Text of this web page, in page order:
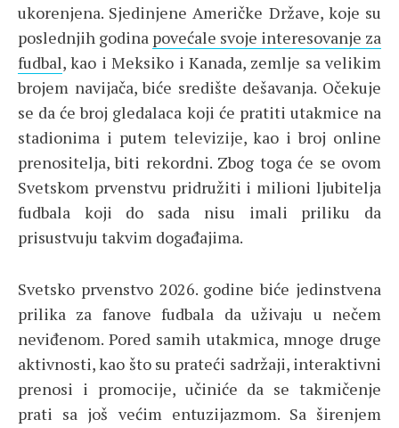
ukorenjena. Sjedinjene Američke Države, koje su
poslednjih godina povećale svoje interesovanje za
fudbal, kao i Meksiko i Kanada, zemlje sa velikim
brojem navijača, biće središte dešavanja. Očekuje
se da će broj gledalaca koji će pratiti utakmice na
stadionima i putem televizije, kao i broj online
prenositelja, biti rekordni. Zbog toga će se ovom
Svetskom prvenstvu pridružiti i milioni ljubitelja
fudbala koji do sada nisu imali priliku da
prisustvuju takvim događajima.
Svetsko prvenstvo 2026. godine biće jedinstvena
prilika za fanove fudbala da uživaju u nečem
neviđenom. Pored samih utakmica, mnoge druge
aktivnosti, kao što su prateći sadržaji, interaktivni
prenosi i promocije, učiniće da se takmičenje
prati sa još većim entuzijazmom. Sa širenjem